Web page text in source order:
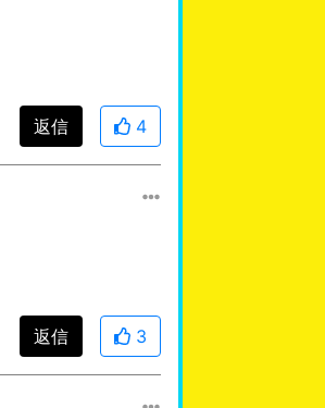
返信
4
返信
3